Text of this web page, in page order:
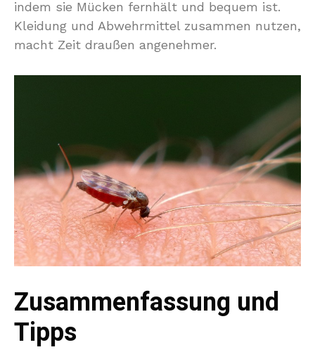
indem sie Mücken fernhält und bequem ist.
Kleidung und Abwehrmittel zusammen nutzen,
macht Zeit draußen angenehmer.
Zusammenfassung und
Tipps